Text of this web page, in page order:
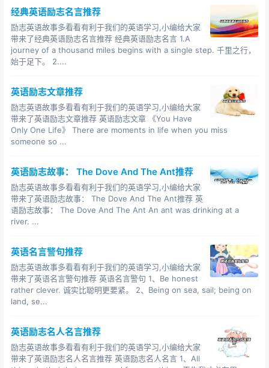
It is not enough to be industrious, so are the ants.
What are you industrious about?( H.D. Thoreau)
光勤劳是不够的，蚂蚁也是勤劳的。要看你为什么而勤
劳。（梭罗）
人孰无过？心存宽恕，就是圣洁。-蒲柏
Hope for the best, prepare for the worst.
抱最好的希望，做最坏的打算。
not let yourselves carried aloft; do not seat
yourselves on other people's backs and heads . (F. W
. Nietzsche , German Philosopher)
如果你想走到高处，就要使用自己的两条腿！不要让别人
尼采. F. W.)
If you do not learn to think when you are young, you
may never learn. ( Edison )
如果你年轻时不学会思考，那就永远不会。（爱迪生）
The greatest of faults is to be conscious of none. --
Thomas Carlyle
最严重的错误莫过于不觉得自己有任何错误。 -- 托马斯·卡
经典英语励志名言推荐
励志英语故事多看看有利于我们的英语学习,小编给大家
带来了经典英语励志名言推荐 经典英语励志名言 1.A
journey of a thousand miles begins with a single step. 千里之行，
始于足下。 2....
英语励志文章推荐
励志英语故事多看看有利于我们的英语学习,小编给大家
带来了英语励志文章推荐 英语励志文章 《You Have
Only One Life》 There are moments in life when you miss
someone so ...
英语励志故事： The Dove And The Ant推荐
励志英语故事多看看有利于我们的英语学习,小编给大家
带来了英语励志故事： The Dove And The Ant推荐 英
语励志故事： The Dove And The Ant An ant was drinking at a
river. ...
英语名言警句推荐
励志英语故事多看看有利于我们的英语学习,小编给大家
带来了英语名言警句推荐 英语名言警句 1、Be honest
rather clever. 诚实比聪明更要紧。 2、Being on sea, sail; being on
land, se...
英语励志名人名言推荐
励志英语故事多看看有利于我们的英语学习,小编给大家
带来了英语励志名人名言推荐 英语励志名人名言 1、All